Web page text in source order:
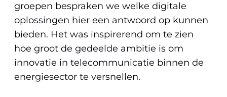
groepen bespraken we welke digitale
oplossingen hier een antwoord op kunnen
bieden. Het was inspirerend om te zien
hoe groot de gedeelde ambitie is om
innovatie in telecommunicatie binnen de
energiesector te versnellen.